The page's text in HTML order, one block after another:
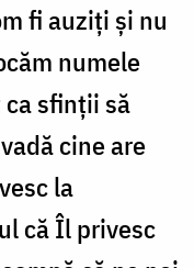
fi auziţi şi nu
numele
sfinţii să
cine are
la
că Îl privesc